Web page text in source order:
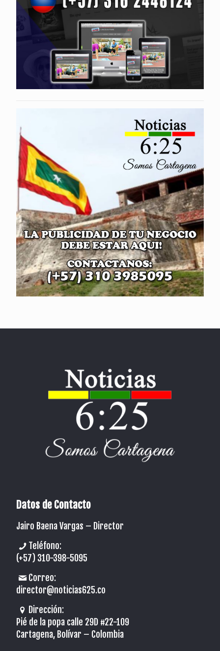
Datos de Contacto
Jairo Baena Vargas – Director
Teléfono:
(+57) 310-398-5095
Correo:
director@noticias625.co
Dirección:
Pié de la popa calle 29D #22-109
Cartagena, Bolívar – Colombia